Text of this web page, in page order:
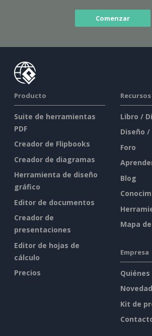
Comenzar
Producto
Suite de herramientas
PDF
Creador de Flipbooks
Creador de diagramas
Herramienta de diseño
gráfico
Editor de documentos
Creador de
presentaciones
Editor de hojas de
cálculo
Precios
Recursos
Libro /
Diseño
Foro
Blog
Mapa
Empresa
Kit de